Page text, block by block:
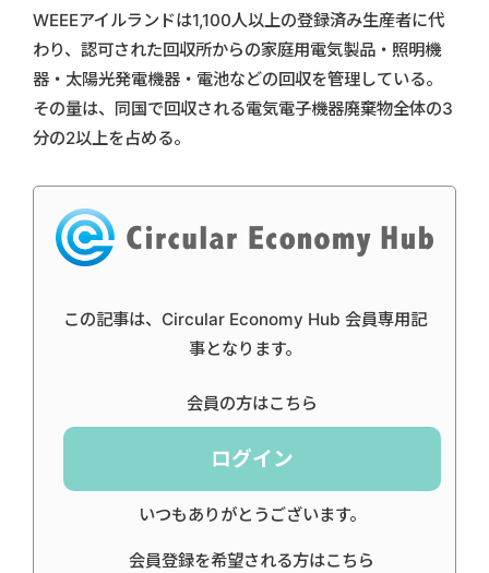
WEEEアイルランドは1,100人以上の登録済み生産者に代
わり、認可された回収所からの家庭用電気製品・照明機
器・太陽光発電機器・電池などの回収を管理している。
その量は、同国で回収される電気電子機器廃棄物全体の3
分の2以上を占める。
この記事は、Circular Economy Hub 会員専用記
事となります。
会員の方はこちら
ログイン
いつもありがとうございます。
会員登録を希望される方はこちら